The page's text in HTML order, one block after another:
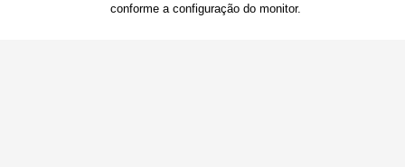
conforme a configuração do monitor.